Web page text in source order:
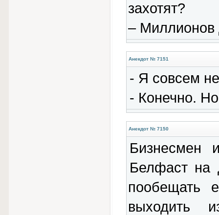
захотят?
– Миллионов
Анекдот № 7151
- Я совсем
- Конечно.
Анекдот № 7150
Бизнесмен
Белфаст на
пообещать
выходить